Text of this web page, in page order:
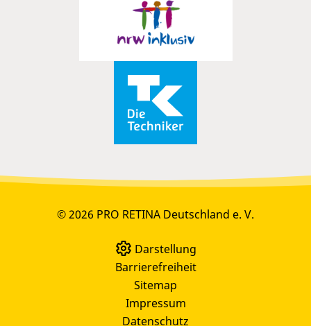
© 2026 PRO RETINA Deutschland e. V.
Darstellung
Barrierefreiheit
Sitemap
Impressum
Datenschutz